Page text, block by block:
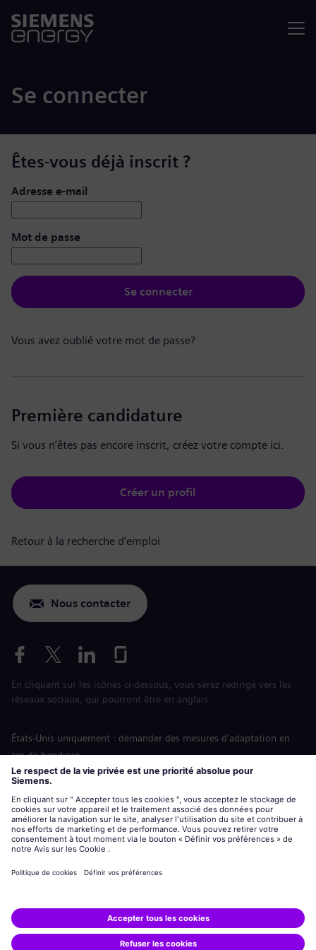
Se connecter
Êtes-vous déjà inscrit ?
Se connecter : nom d’utilisateur et mot de passe
Adresse e-mail
Mot de passe
Se connecter
Vous avez oublié votre mot de passe?
Première candidature
Si vous n’êtes pas encore inscrit, créez votre compte ici.
Créer un profil
Retour à la recherche d’emploi
Nous contacter
En cliquant sur les icônes ci-dessous, vous serez redirigé vers les
réseaux sociaux, qui pourront être en anglais.
États-Unis uniquement : demander des mesures d'adaptation en
cas de handicap
Labor Condition Application (Formulaire sur les conditions
siemens-energy.comSite Internet international
Informations sur l’entreprise
Avis de confidentialité
Siemens Energy est une marque déposée de Siemens AG.